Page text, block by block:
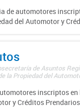
de automotores
del Automotor y
de Asuntos
la Propiedad del
inscriptos
y Créditos Prendarios.